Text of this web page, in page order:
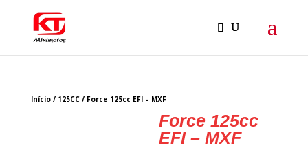
Início/ 125CC/ Force 125cc EFI – MXF
Force 125cc
EFI – MXF